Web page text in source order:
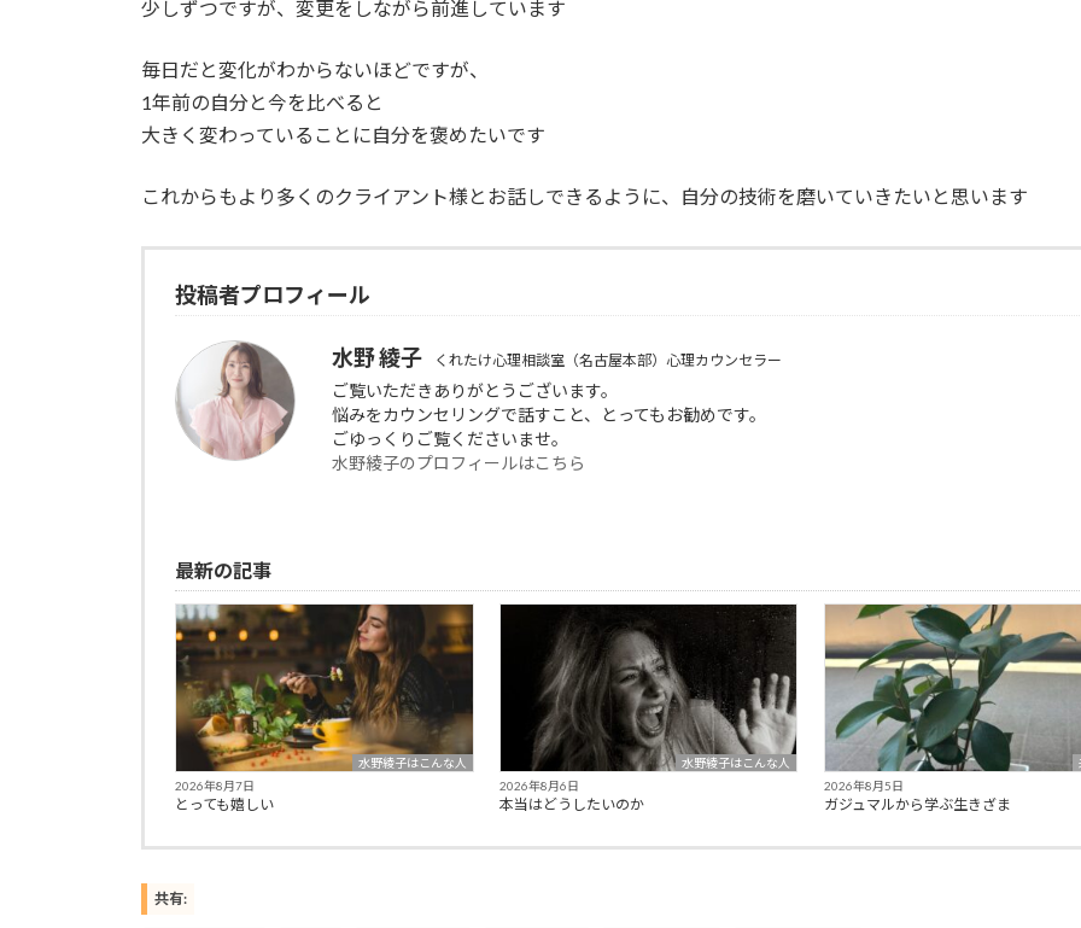
少しずつですが、変更をしながら前進しています
毎日だと変化がわからないほどですが、
1年前の自分と今を比べると
大きく変わっていることに自分を褒めたいです
これからもより多くのクライアント様とお話しできるように、自分の技術を磨いていきたいと思います
投稿者プロフィール
水野 綾子 くれたけ心理相談室（名古屋本部）心理カウンセラー
ご覧いただきありがとうございます。
悩みをカウンセリングで話すこと、とってもお勧めです。
ごゆっくりご覧くださいませ。
水野綾子のプロフィールはこちら
最新の記事
水野綾子はこんな人
2026年8月7日
とっても嬉しい
水野綾子はこんな人
2026年8月6日
本当はどうしたいのか
2026年8月5日
ガジュマルから学ぶ生きざま
共有: